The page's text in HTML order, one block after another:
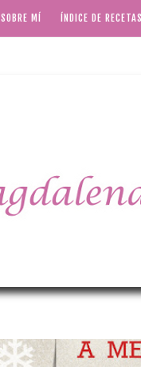
SOBRE MÍ ÍNDICE DE